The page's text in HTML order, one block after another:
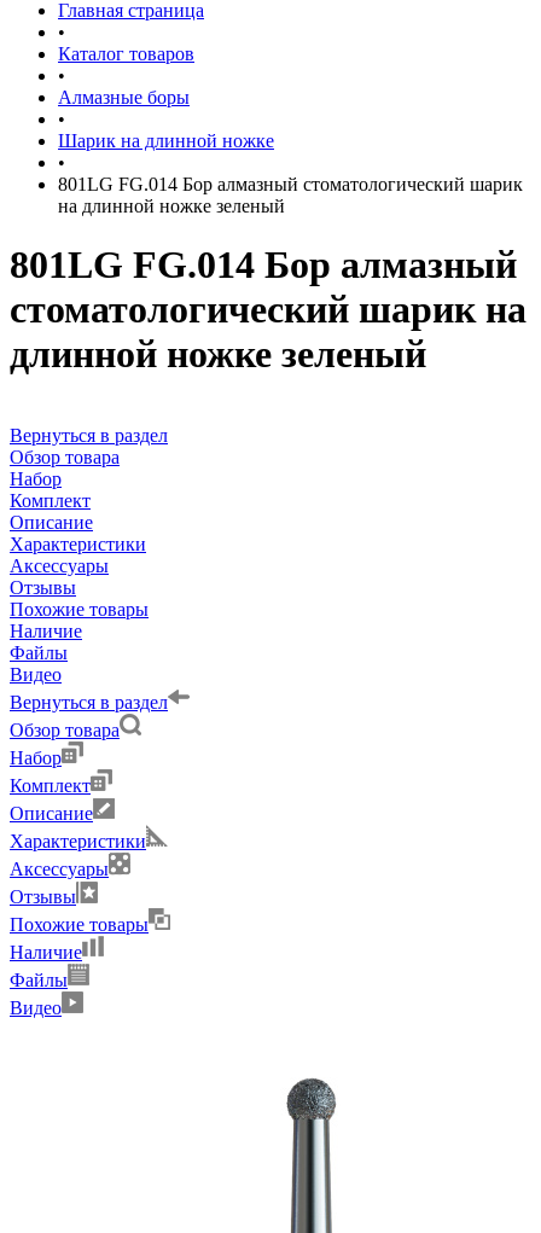
Главная страница
•
Каталог товаров
•
Алмазные боры
•
Шарик на длинной ножке
•
801LG FG.014 Бор алмазный стоматологический шарик
на длинной ножке зеленый
801LG FG.014 Бор алмазный
стоматологический шарик на
длинной ножке зеленый
Вернуться в раздел
Обзор товара
Набор
Комплект
Описание
Характеристики
Аксессуары
Отзывы
Похожие товары
Наличие
Файлы
Видео
Вернуться в раздел
Обзор товара
Набор
Комплект
Описание
Характеристики
Аксессуары
Отзывы
Похожие товары
Наличие
Файлы
Видео